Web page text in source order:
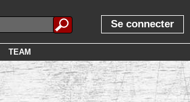
Se connecter
TEAM